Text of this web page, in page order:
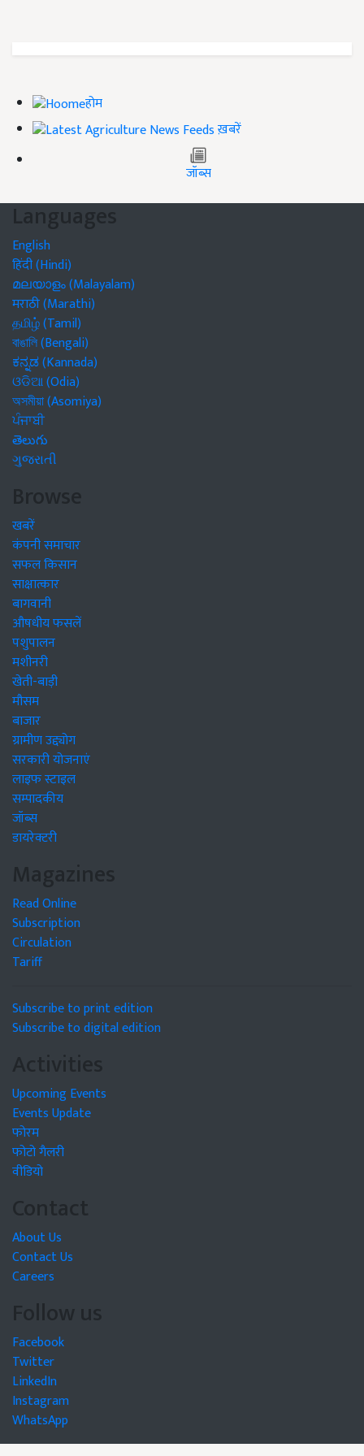
होम
ख़बरें
जॉब्स
Languages
English
हिंदी (Hindi)
മലയാളം (Malayalam)
मराठी (Marathi)
தமிழ் (Tamil)
বাঙালি (Bengali)
ಕನ್ನಡ (Kannada)
ଓଡିଆ (Odia)
অসমীয়া (Asomiya)
ਪੰਜਾਬੀ
తెలుగు
ગુજરાતી
Browse
खबरें
कंपनी समाचार
सफल किसान
साक्षात्कार
बागवानी
औषधीय फसलें
पशुपालन
मशीनरी
खेती-बाड़ी
मौसम
बाजार
ग्रामीण उद्द्योग
सरकारी योजनाएं
लाइफ स्टाइल
सम्पादकीय
जॉब्स
डायरेक्टरी
Magazines
Read Online
Subscription
Circulation
Tariff
Subscribe to print edition
Subscribe to digital edition
Activities
Upcoming Events
Events Update
फोरम
फोटो गैलरी
वीडियो
Contact
About Us
Contact Us
Careers
Follow us
Facebook
Twitter
LinkedIn
Instagram
WhatsApp